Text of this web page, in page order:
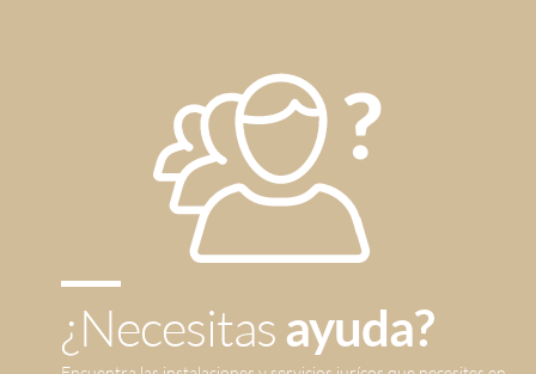
¿Necesitasayuda?